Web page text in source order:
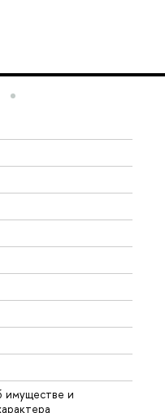
имуществе и